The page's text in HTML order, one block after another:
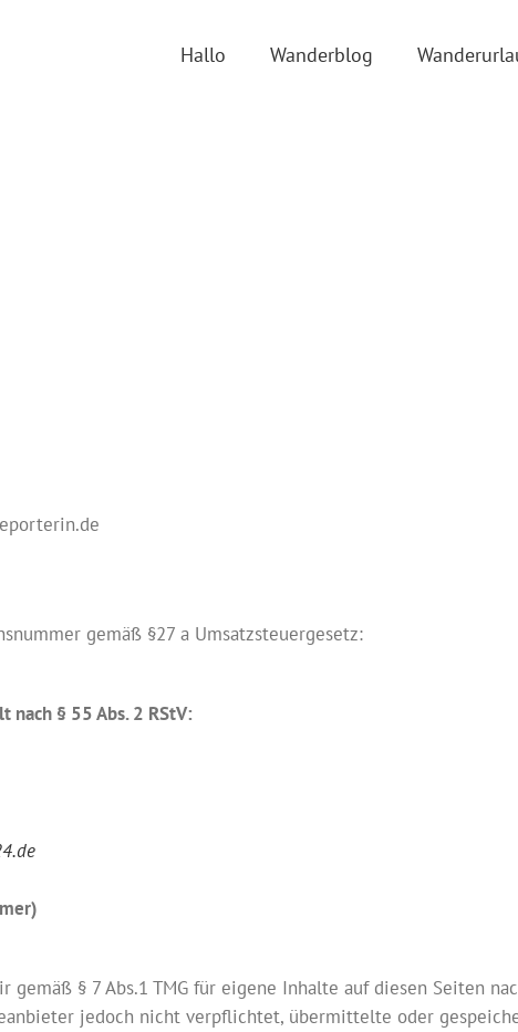
Hallo Wanderblog
gemäß §27 a Umsatzsteuergesetz:
§ 55 Abs. 2 RStV:
gemäß § 7 Abs.1 TMG für eigene Inhalte auf diesen Seiten
jedoch nicht verpflichtet, übermittelte oder